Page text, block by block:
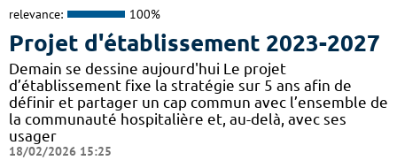
relevance: 100%
Projet d'établissement 2023-2027
Demain se dessine aujourd'hui Le projet
d’établissement fixe la stratégie sur 5 ans afin de
définir et partager un cap commun avec l’ensemble de
la communauté hospitalière et, au-delà, avec ses
usager
18/02/2026 15:25